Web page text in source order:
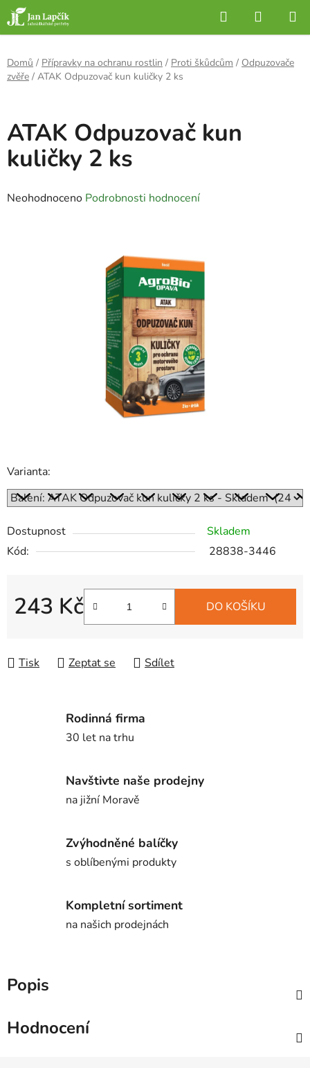
Přejít
na
obsah
Hledat
KOŠÍK
Domů / Přípravky na ochranu rostlin / Proti škůdcům / Odpuzovače
zvěře / ATAK Odpuzovač kun kuličky 2 ks
Varianta:
Dostupnost
Skladem
Kód:
28838-3446
243 Kč DO KOŠÍKU
Tisk Zeptat se Sdílet
ATAK Odpuzovač kun
kuličky 2 ks
Průměrné
Neohodnoceno Podrobnosti hodnocení
Rodinná firma
30 let na trhu
Navštivte naše prodejny
na jižní Moravě
Zvýhodněné balíčky
s oblíbenými produkty
Kompletní sortiment
na našich prodejnách
Popis
Hodnocení